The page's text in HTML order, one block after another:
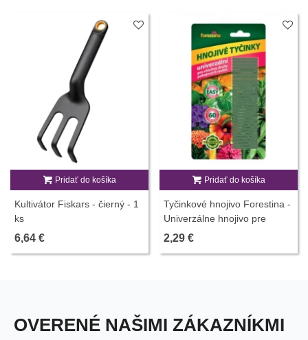
Pridať do košíka
Kultivátor Fiskars - čierný - 1
ks
6,64 €
Pridať do košíka
Tyčinkové hnojivo Forestina -
Univerzálne hnojivo pre
izbové rastliny - 30 ks
2,29 €
OVERENÉ NAŠIMI ZÁKAZNÍKMI